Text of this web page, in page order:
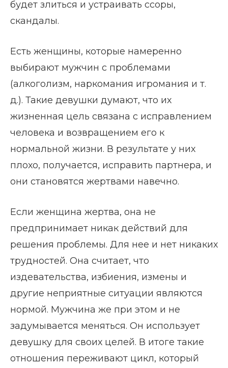
будет злиться и устраивать ссоры,
скандалы.
Есть женщины, которые намеренно
выбирают мужчин с проблемами
(алкоголизм, наркомания игромания и т.
д.). Такие девушки думают, что их
жизненная цель связана с исправлением
человека и возвращением его к
нормальной жизни. В результате у них
плохо, получается, исправить партнера, и
они становятся жертвами навечно.
Если женщина жертва, она не
предпринимает никак действий для
решения проблемы. Для нее и нет никаких
трудностей. Она считает, что
издевательства, избиения, измены и
другие неприятные ситуации являются
нормой. Мужчина же при этом и не
задумывается меняться. Он использует
девушку для своих целей. В итоге такие
отношения переживают цикл, который